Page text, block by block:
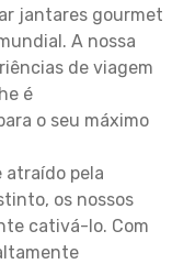
jantares gourmet
A nossa
de viagem
é
o seu máximo
atraído pela
os nossos
cativá-lo. Com